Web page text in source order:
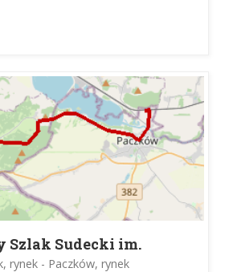
Szlak Sudecki im.
Orłowicza
rynek - Paczków, rynek